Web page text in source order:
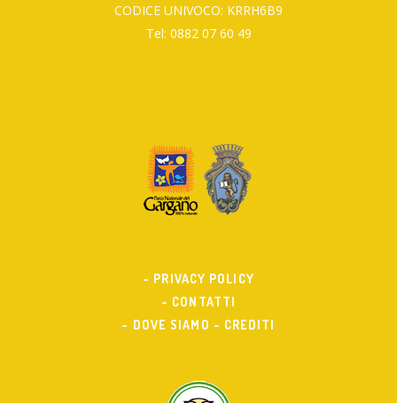
CODICE UNIVOCO: KRRH6B9
Tel: 0882 07 60 49
- PRIVACY POLICY
- CONTATTI
- DOVE SIAMO - CREDITI